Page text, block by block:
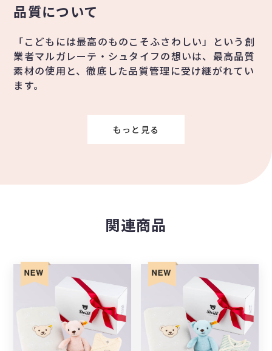
品質について
「こどもには最高のものこそふさわしい」という創
業者マルガレーテ・シュタイフの想いは、最高品質
素材の使用と、徹底した品質管理に受け継がれてい
ます。
もっと見る
関連商品